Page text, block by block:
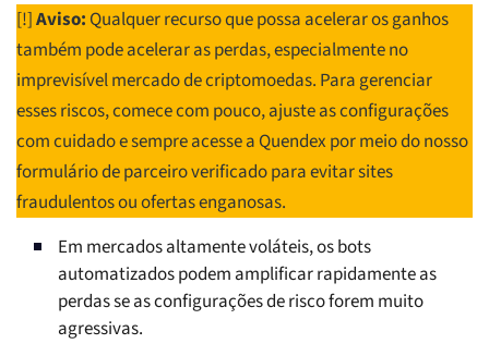
[!]Aviso: Qualquer recurso que possa acelerar os ganhos
também pode acelerar as perdas, especialmente no
imprevisível mercado de criptomoedas. Para gerenciar
esses riscos, comece com pouco, ajuste as configurações
com cuidado e sempre acesse a Quendex por meio do nosso
formulário de parceiro verificado para evitar sites
fraudulentos ou ofertas enganosas.
Em mercados altamente voláteis, os bots
automatizados podem amplificar rapidamente as
perdas se as configurações de risco forem muito
agressivas.